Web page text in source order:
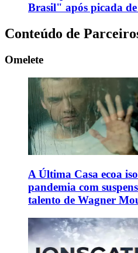
Brasil" após picada
Conteúdo de
Omelete
A Última Casa ecoa
pandemia com
talento de Wagner